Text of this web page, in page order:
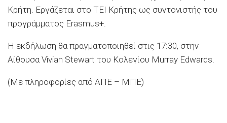
Κρήτη. Εργάζεται στο ΤΕΙ Κρήτης ως συντονιστής του
προγράμματος Erasmus+.
Η εκδήλωση θα πραγματοποιηθεί στις 17:30, στην
Αίθουσα Vivian Stewart του Κολεγίου Murray Edwards.
(Με πληροφορίες από ΑΠΕ – ΜΠΕ)